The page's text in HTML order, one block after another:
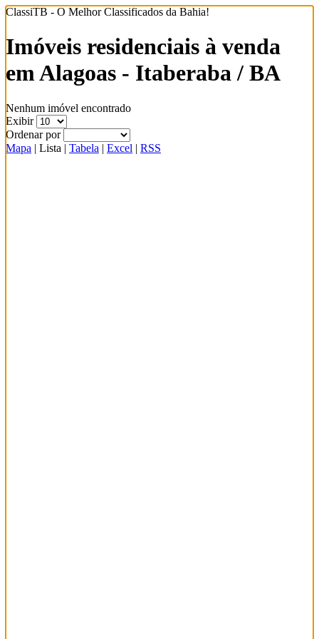
ClassiTB - O Melhor Classificados da Bahia!
Imóveis residenciais à venda
em Alagoas - Itaberaba / BA
Nenhum imóvel encontrado
Exibir
Ordenar por
Mapa | Lista | Tabela | Excel | RSS